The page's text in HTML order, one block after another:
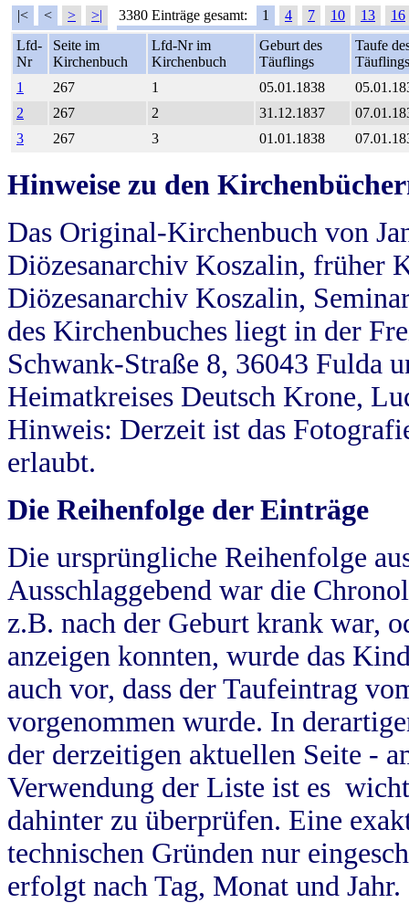
|< < > >| 3380 Einträge gesamt: 1 4 7 10 13
16
Lfd-
Nr
Seite im
Kirchenbuch
Lfd-Nr im
Kirchenbuch
Geburt des
Täuflings
Taufe
Täuflings
1
267 1 05.01.1838
2
267 2 31.12.1837
3
267 3 01.01.1838
Hinweise zu den
Das Original-Kirchenbuch von
Diözesanarchiv Koszalin, früher
Diözesanarchiv Koszalin,
des Kirchenbuches liegt in der
Schwank-Straße 8, 36043 Fulda
Heimatkreises Deutsch Krone,
Hinweis: Derzeit ist das
erlaubt.
Die Reihenfolge der Einträge
Die ursprüngliche Reihenfolge
Ausschlaggebend war die
z.B. nach der Geburt krank war,
anzeigen konnten, wurde das
auch vor, dass der Taufeintrag
vorgenommen wurde. In
der derzeitigen aktuellen Seite -
Verwendung der Liste ist es
dahinter zu überprüfen. Eine
technischen Gründen nur
erfolgt nach Tag, Monat und Jahr.